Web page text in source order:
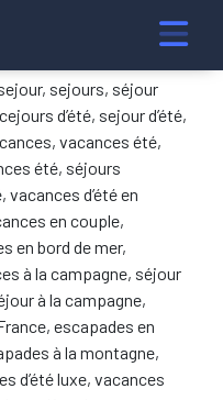
sejours, séjour
d’été, sejour d’été,
vacances été,
été, séjours
d’été en
en couple,
en bord de mer,
à la campagne, séjour
à la campagne,
escapades en
à la montagne,
d’été luxe, vacances